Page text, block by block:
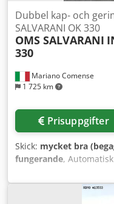
Mariano Comense
1 725 km
Dubbel kap- och
SALVARANI OK 330
OMS SALVARANI
330
Prisuppgifter
Skick: mycket bra
fungerande,
SALVARANI
arbetsförhållande: god
aluminium, plast och